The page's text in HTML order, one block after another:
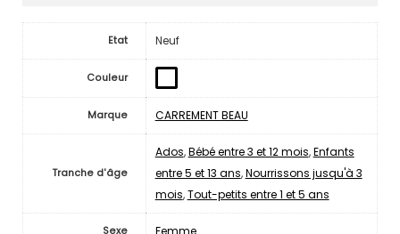
Etat Neuf
Couleur
Marque CARREMENT BEAU
Tranche d'âge
Ados,Bébé entre 3 et 12 mois,Enfants
entre 5 et 13 ans,Nourrissons jusqu'à 3
mois,Tout-petits entre 1 et 5 ans
Sexe Femme